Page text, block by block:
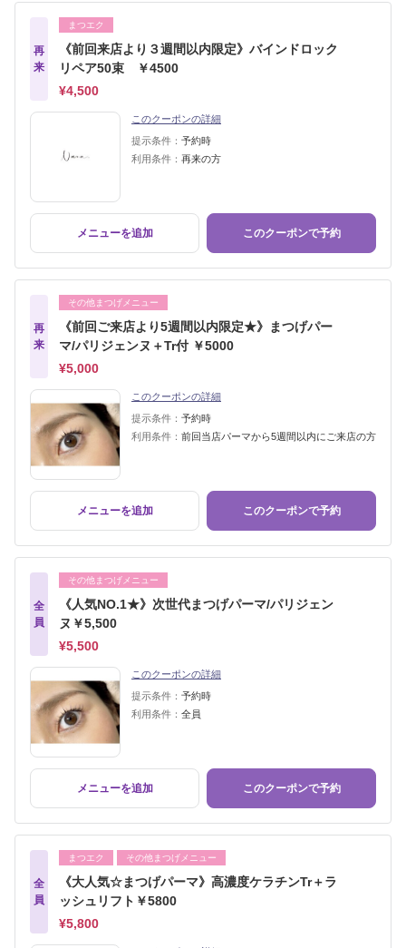
再
来
まつエク
《前回来店より３週間以内限定》バインドロック
リペア50束 ￥4500
¥4,500
このクーポンの詳細
提示条件： 予約時
利用条件： 再来の方
メニューを追加 このクーポンで予約
再
来
その他まつげメニュー
《前回ご来店より5週間以内限定★》まつげパー
マ/パリジェンヌ＋Tr付 ￥5000
¥5,000
このクーポンの詳細
提示条件： 予約時
利用条件： 前回当店パーマから5週間以内にご来店の方
メニューを追加 このクーポンで予約
全
員
その他まつげメニュー
《人気NO.1★》次世代まつげパーマ/パリジェン
ヌ￥5,500
¥5,500
このクーポンの詳細
提示条件： 予約時
利用条件： 全員
メニューを追加 このクーポンで予約
全
員
まつエク その他まつげメニュー
《大人気☆まつげパーマ》高濃度ケラチンTr＋ラ
ッシュリフト￥5800
¥5,800